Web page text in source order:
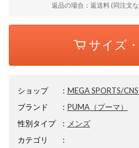
返品の場合：返送料 (同注文
サイズ
ショップ ： MEGA SPORTS/
ブランド
： PUMA（プーマ）
性別タイプ
： メンズ
カテゴリ
：